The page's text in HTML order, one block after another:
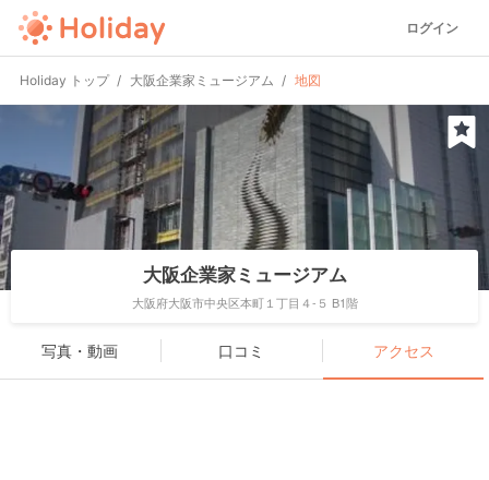
ログイン
Holiday トップ 大阪企業家ミュージアム 地図
大阪企業家ミュージアム
大阪府大阪市中央区本町１丁目４-５ B1階
写真・動画 口コミ アクセス